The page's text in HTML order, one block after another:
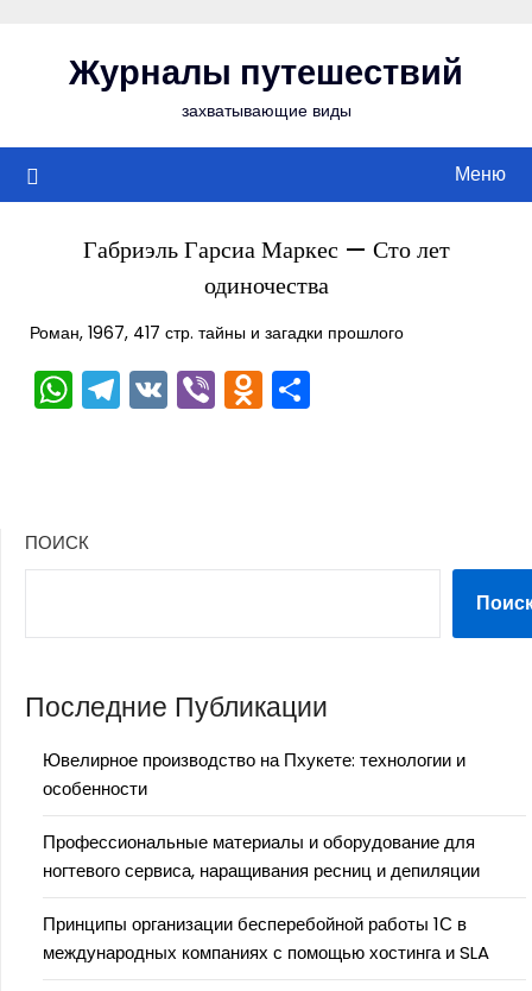
содержимомуЖурналы путешествий
захватывающие виды
Меню
Габриэль Гарсиа Маркес — Сто лет
одиночества
Роман, 1967, 417 стр. тайны и загадки прошлого
WhatsApp
Telegram
VKViberOdnoklassniki
ПОИСК
Последние Публикации
Ювелирное производство на Пхукете: технологии и
особенности
Профессиональные материалы и оборудование для
ногтевого сервиса, наращивания ресниц и депиляции
Принципы организации бесперебойной работы 1С в
международных компаниях с помощью хостинга и SLA